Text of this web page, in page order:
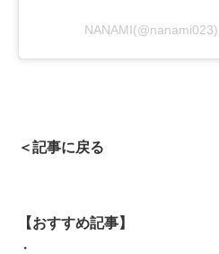
＜記事に戻る
【おすすめ記事】
・